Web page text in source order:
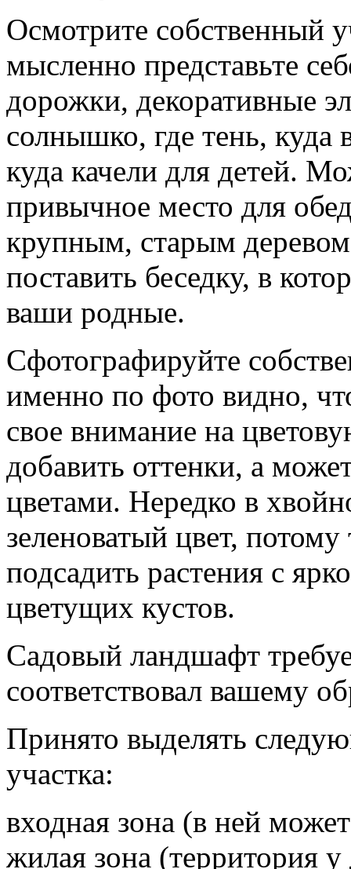
Осмотрите собственный
мысленно представьте
дорожки, декоративные
солнышко, где тень, куда
куда качели для детей.
привычное место для
крупным, старым
поставить беседку, в
ваши родные.
Сфотографируйте
именно по фото видно,
свое внимание на
добавить оттенки, а
цветами. Нередко в
зеленоватый цвет, потому
подсадить растения с
цветущих кустов.
Садовый ландшафт
соответствовал вашему
Принято выделять
участка:
входная зона (в ней
жилая зона (территория